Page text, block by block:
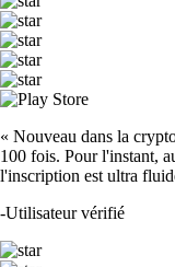
« Nouveau dans la
100 fois. Pour l'instant,
l'inscription est ultra
-Utilisateur vérifié